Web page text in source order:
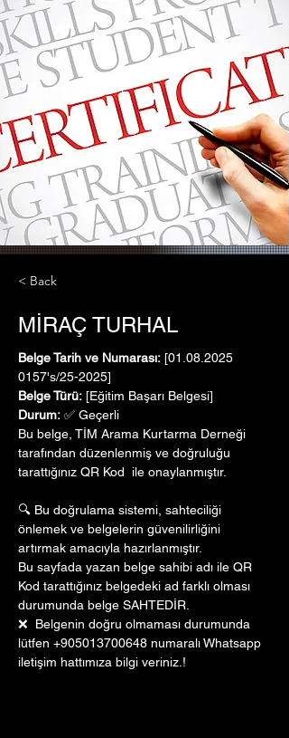
< Back
MİRAÇ TURHAL
Belge Tarih ve Numarası: [01.08.2025
0157's/25-2025]
Belge Türü: [Eğitim Başarı Belgesi]
Durum: ✅ Geçerli
Bu belge, TİM Arama Kurtarma Derneği
tarafından düzenlenmiş ve doğruluğu
tarattığınız QR Kod  ile onaylanmıştır.
🔍 Bu doğrulama sistemi, sahteciliği
önlemek ve belgelerin güvenilirliğini
artırmak amacıyla hazırlanmıştır.
Bu sayfada yazan belge sahibi adı ile QR
Kod tarattığınız belgedeki ad farklı olması
durumunda belge SAHTEDİR.
❌  Belgenin doğru olmaması durumunda
lütfen +905013700648 numaralı Whatsapp
iletişim hattımıza bilgi veriniz.!